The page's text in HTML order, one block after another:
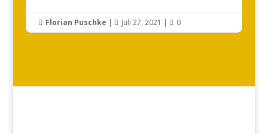
 Florian Puschke |  Juli 27, 2021 |  0